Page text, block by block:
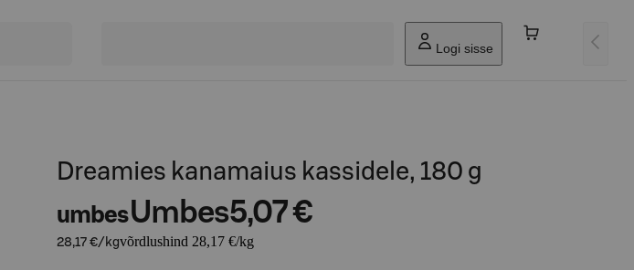
Logi sisse
Dreamies kanamaius kassidele, 180 g
umbesUmbes5,07 €
28,17 €/kgvõrdlushind 28,17 €/kg